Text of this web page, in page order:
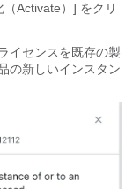
Activate）] をクリ
イセンスを既存の製
の新しいインスタン